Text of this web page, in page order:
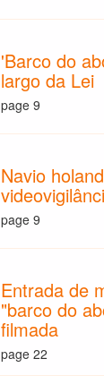
'Barco do
largo da Lei
page 9
Navio
page 9
Entrada de
"barco do
filmada
page 22